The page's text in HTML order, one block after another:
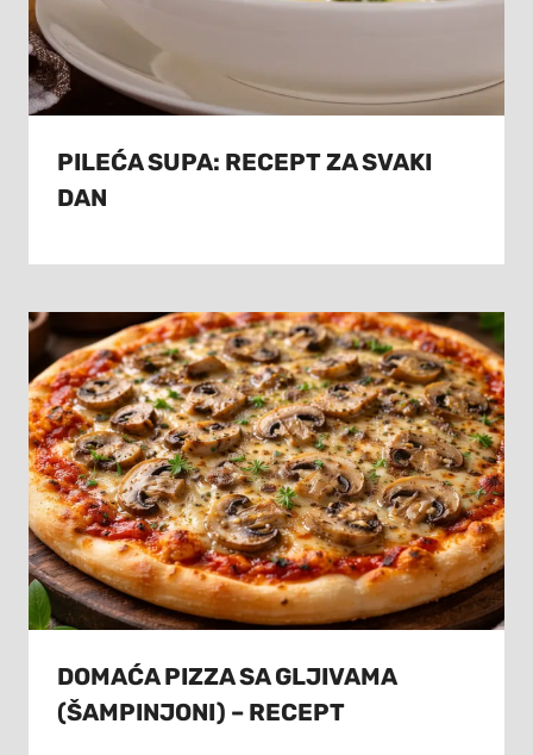
PILEĆA SUPA: RECEPT ZA SVAKI
DAN
DOMAĆA PIZZA SA GLJIVAMA
(ŠAMPINJONI) – RECEPT